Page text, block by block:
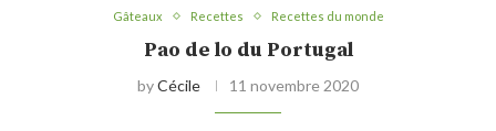
Gâteaux Recettes Recettes du monde
Pao de lo du Portugal
byCécile 11 novembre 2020